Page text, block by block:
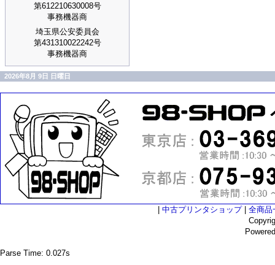
第612210630008号
事務機器商
埼玉県公安委員会
第431310022242号
事務機器商
2026年8月 9日 日曜日
中古プリンタショップ| 全商品
Parse Time: 0.027s